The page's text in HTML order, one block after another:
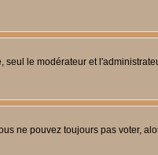
le modérateur et
ne pouvez toujours pas voter,